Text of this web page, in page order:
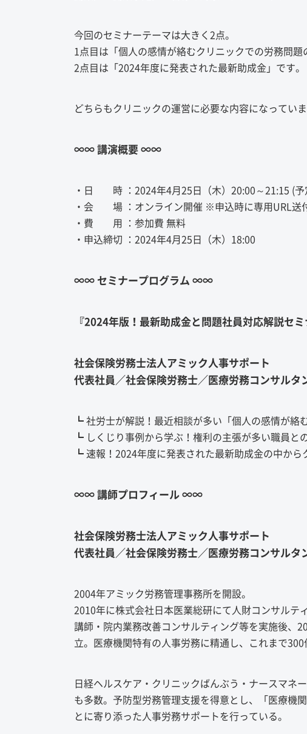
今回のセミナーテーマは大きく2点。
1点目は「個人の感情が絡むクリニックでの労務問題
2点目は「2024年度に発表された最新助成金」です。
どちらもクリニックの運営に必要な内容になってい
∞∞ 講演概要 ∞∞
・日 時 ：2024年4月25日（木）20:00～21:15 (予
・会 場 ：オンライン開催 ※申込時に専用URL送
・費 用 ：参加費 無料
・申込締切 ：2024年4月25日（木）18:00
∞∞ セミナープログラム ∞∞
『2024年版！最新助成金と問題社員対応解説セミ
社会保険労務士法人アミック人事サポート
代表社員／社会保険労務士／医療労務コンサル
┗ 社労士が解説！最近相談が多い「個人の感情が絡
┗ しくじり事例から学ぶ！権利の主張が多い職員と
┗ 速報！2024年度に発表された最新助成金の中か
∞∞ 講師プロフィール ∞∞
社会保険労務士法人アミック人事サポート
代表社員／社会保険労務士／医療労務コンサル
2004年アミック労務管理事務所を開設。
2010年に株式会社日本医業総研にて人財コンサルテ
講師・院内業務改善コンサルティング等を実施後、
立。医療機関特有の人事労務に精通し、これまで300
日経ヘルスケア・クリニックばんぶう・ナースマネ
も多数。予防型労務管理支援を得意とし、「医療機
とに寄り添った人事労務サポートを行っている。